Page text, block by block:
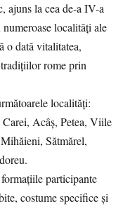
ajuns la cea de-a IV-a
localități ale
o dată vitalitatea,
rome prin
localități:
Acâș, Petea, Viile
Sătmărel,
participante
costume specifice și